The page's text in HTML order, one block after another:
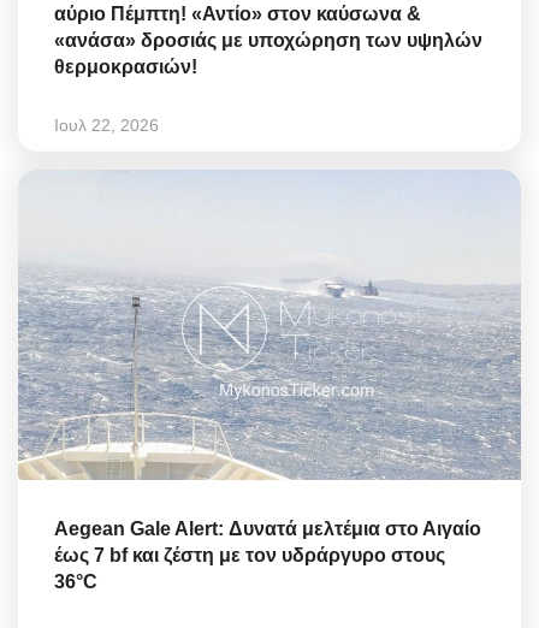
αύριο Πέμπτη! «Αντίο» στον καύσωνα &
«ανάσα» δροσιάς με υποχώρηση των υψηλών
θερμοκρασιών!
Ιουλ 22, 2026
Aegean Gale Alert: Δυνατά μελτέμια στο Αιγαίο
έως 7 bf και ζέστη με τον υδράργυρο στους
36°C